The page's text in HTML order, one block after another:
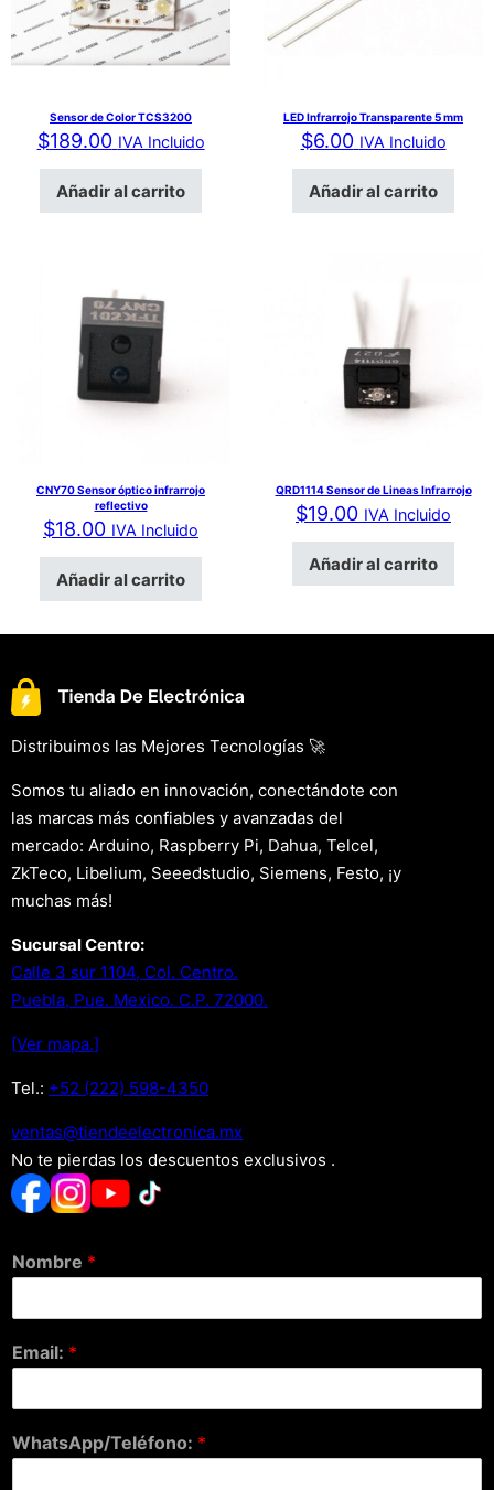
Sensor de Color TCS3200
$189.00 IVA Incluido
Añadir al carrito
LED Infrarrojo Transparente 5 mm
$6.00 IVA Incluido
Añadir al carrito
CNY70 Sensor óptico infrarrojo
reflectivo
$18.00 IVA Incluido
Añadir al carrito
QRD1114 Sensor de Lineas Infrarrojo
$19.00 IVA Incluido
Añadir al carrito
Distribuimos las Mejores Tecnologías 🚀
Somos tu aliado en innovación, conectándote con
las marcas más confiables y avanzadas del
mercado: Arduino, Raspberry Pi, Dahua, Telcel,
ZkTeco, Libelium, Seeedstudio, Siemens, Festo, ¡y
muchas más!
Sucursal Centro:
Calle 3 sur 1104, Col. Centro.
Puebla, Pue. Mexico. C.P. 72000.
[Ver mapa.]
Tel.: +52 (222) 598-4350
xm.acinortceleedneit@satnev
No te pierdas los descuentos exclusivos .
Nombre *
Email: *
WhatsApp/Teléfono: *